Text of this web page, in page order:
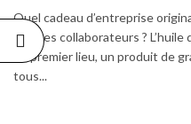
Quel cadeau d’entreprise
et à ses collaborateurs ?
en premier lieu, un produit de
tous...